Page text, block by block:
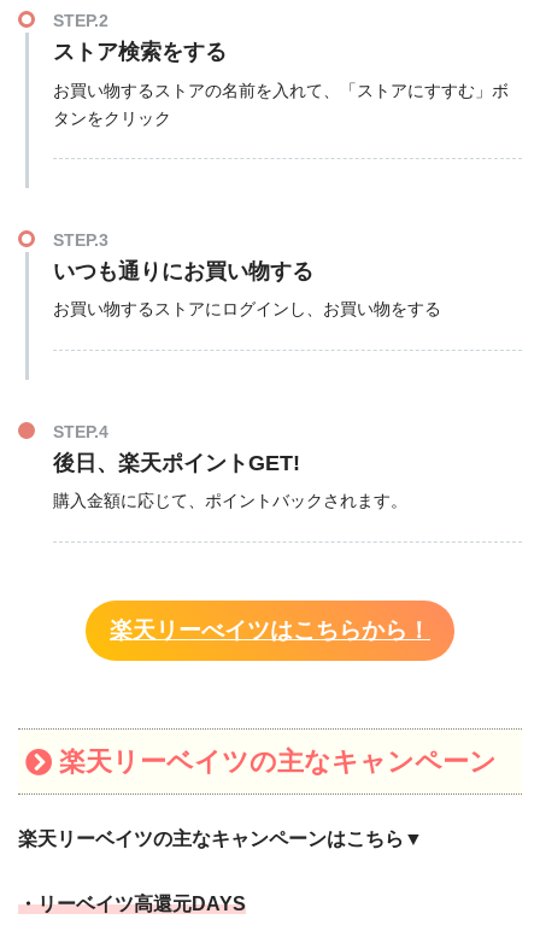
STEP.2
ストア検索をする
お買い物するストアの名前を入れて、「ストアにすすむ」ボ
タンをクリック
STEP.3
いつも通りにお買い物する
お買い物するストアにログインし、お買い物をする
STEP.4
後日、楽天ポイントGET!
購入金額に応じて、ポイントバックされます。
楽天リーべイツはこちらから！
楽天リーベイツの主なキャンペーン
楽天リーベイツの主なキャンペーンはこちら▼
・リーベイツ高還元DAYS